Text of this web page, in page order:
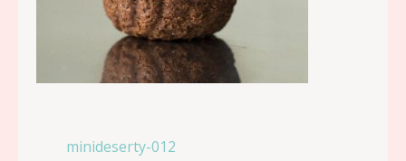
Navigace
minideserty-012